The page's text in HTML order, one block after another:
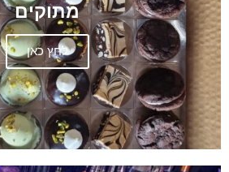
מתוקים
לחץ כאן